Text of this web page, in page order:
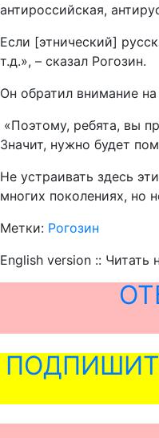
антироссийская,
Если [этнический]
т.д.», – сказал Рогозин.
Он обратил внимание
«Поэтому, ребята, вы
Значит, нужно будет
Не устраивать здесь
многих поколениях, но
Метки: Рогозин
English version :: Читать